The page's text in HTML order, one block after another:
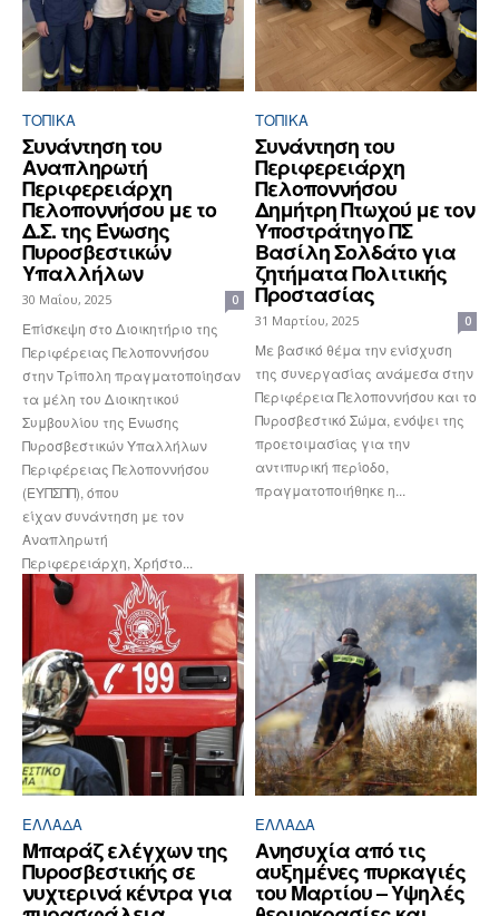
ΤΟΠΙΚΑ
Συνάντηση του
Αναπληρωτή
Περιφερειάρχη
Πελοποννήσου με το
Δ.Σ. της Ένωσης
Πυροσβεστικών
Υπαλλήλων
30 Μαΐου, 2025 0
Επίσκεψη στο Διοικητήριο της
Περιφέρειας Πελοποννήσου
στην Τρίπολη πραγματοποίησαν
τα μέλη του Διοικητικού
Συμβουλίου της Ένωσης
Πυροσβεστικών Υπαλλήλων
Περιφέρειας Πελοποννήσου
(ΕΥΠΣΠΠ), όπου
είχαν συνάντηση με τον
Αναπληρωτή
Περιφερειάρχη, Χρήστο...
ΤΟΠΙΚΑ
Συνάντηση του
Περιφερειάρχη
Πελοποννήσου
Δημήτρη Πτωχού με τον
Υποστράτηγο ΠΣ
Βασίλη Σολδάτο για
ζητήματα Πολιτικής
Προστασίας
31 Μαρτίου, 2025 0
Με βασικό θέμα την ενίσχυση
της συνεργασίας ανάμεσα στην
Περιφέρεια Πελοποννήσου και το
Πυροσβεστικό Σώμα, ενόψει της
προετοιμασίας για την
αντιπυρική περίοδο,
πραγματοποιήθηκε η...
ΕΛΛΆΔΑ
Μπαράζ ελέγχων της
Πυροσβεστικής σε
νυχτερινά κέντρα για
ΕΛΛΆΔΑ
Ανησυχία από τις
αυξημένες πυρκαγιές
του Μαρτίου – Υψηλές